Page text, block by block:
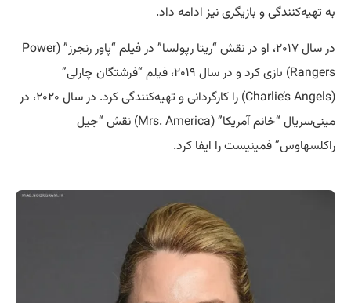
به تهیه‌کنندگی و بازیگری نیز ادامه داد.
در سال ۲۰۱۷، او در نقش “ریتا رپولسا” در فیلم “پاور رنجرز” (Power
Rangers) بازی کرد و در سال ۲۰۱۹، فیلم “فرشتگان چارلی”
(Charlie’s Angels) را کارگردانی و تهیه‌کنندگی کرد. در سال ۲۰۲۰، در
مینی‌سریال “خانم آمریکا” (Mrs. America) نقش “جیل
راکلسهاوس” فمینیست را ایفا کرد.